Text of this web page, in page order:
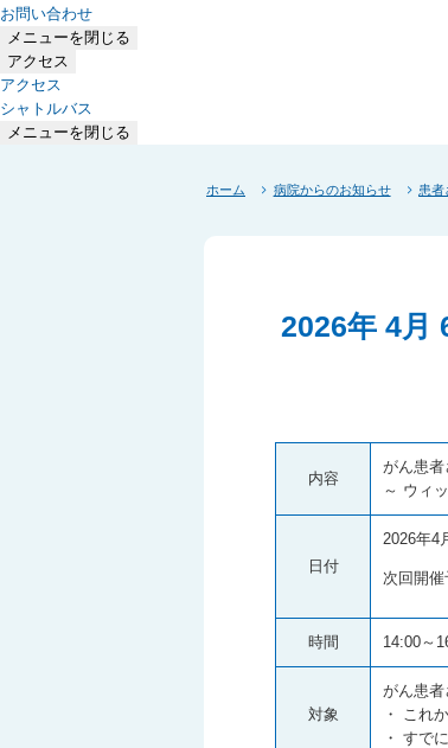
お問い合わせ
メニューを閉じる
アクセス
アクセス
シャトルバス
メニューを閉じる
ホーム 病院からのお知らせ 患者
2026年 4月
内容
がん患
～ ウィ
日付
2026年4
次回開
時間 14:00
対象
がん患
・ これ
・ すで